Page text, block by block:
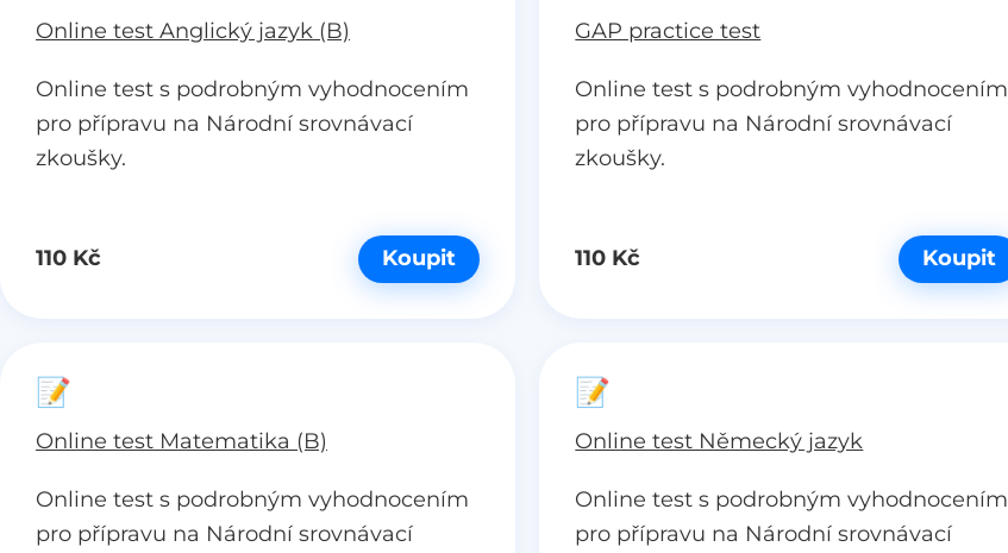
Online test Anglický jazyk (B)
Online test s podrobným vyhodnocením
pro přípravu na Národní srovnávací
zkoušky.
110 Kč Koupit
GAP practice test
Online test s podrobným vyhodnocením
pro přípravu na Národní srovnávací
zkoušky.
110 Kč Koupit
📝
Online test Matematika (B)
Online test s podrobným vyhodnocením
pro přípravu na Národní srovnávací
📝
Online test Německý jazyk
Online test s podrobným vyhodnocením
pro přípravu na Národní srovnávací